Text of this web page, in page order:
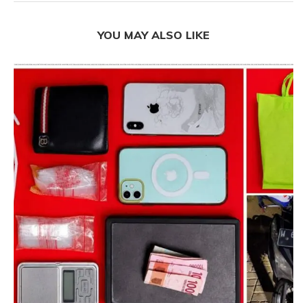
YOU MAY ALSO LIKE